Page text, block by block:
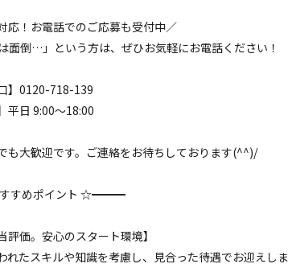
応！お電話でのご応募も受付中／
面倒…」という方は、ぜひお気軽にお電話ください！
】0120-718-139
平日 9:00～18:00
も大歓迎です。ご連絡をお待ちしております(^^)/
すめポイント ☆━━━
評価。安心のスタート環境】
れたスキルや知識を考慮し、見合った待遇でお迎えしま